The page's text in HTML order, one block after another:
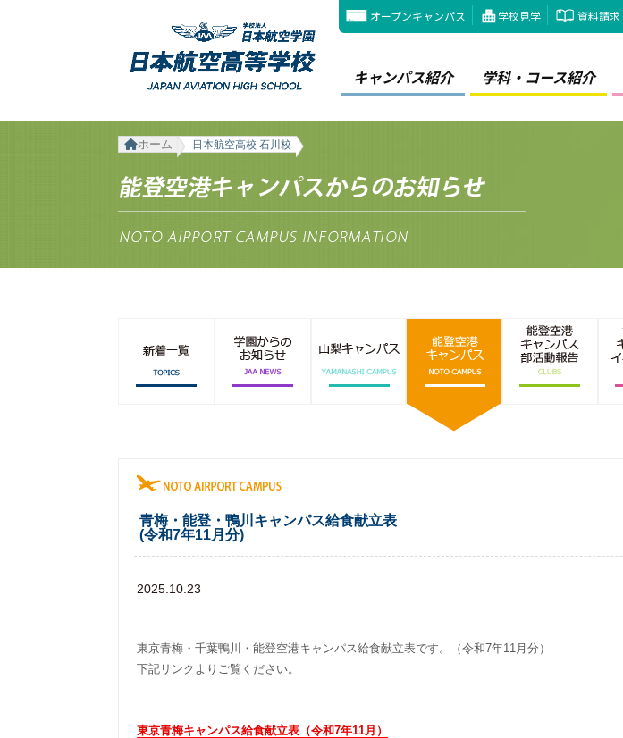
オープンキャンパス 学校見学 資料請求
キャンパス紹介 学科・コース紹介
ホーム 日本航空高校 石川校
青梅・能登・鴨川キャンパス給食献立表
(令和7年11月分)
2025.10.23
東京青梅・千葉鴨川・能登空港キャンパス給食献立表です。（令和7年11月分）
下記リンクよりご覧ください。
東京青梅キャンパス給食献立表（令和7年11月）